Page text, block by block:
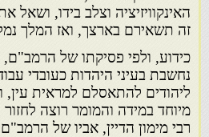
האינקוויזיציה וצלב בידו,
זה תשאירם בארצך, ואז המלך
כידוע, ולפי פסיקתו של
נחשבת בעיני היהדות כעובדי
ליהודים להתאסלם למראית עין,
מיוחד במידה והמומר רוצה
רבי מימון הדיין, אביו של